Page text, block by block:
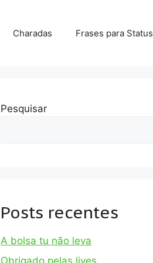
Charadas Frases para Status
Pesquisar
Posts recentes
A bolsa tu não leva
Obrigado pelas lives